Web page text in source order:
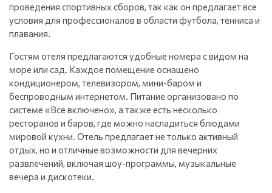
проведения спортивных сборов, так как он предлагает все
условия для профессионалов в области футбола, тенниса и
плавания.
Гостям отеля предлагаются удобные номера с видом на
море или сад. Каждое помещение оснащено
кондиционером, телевизором, мини-баром и
беспроводным интернетом. Питание организовано по
системе «Все включено», а также есть несколько
ресторанов и баров, где можно насладиться блюдами
мировой кухни. Отель предлагает не только активный
отдых, но и отличные возможности для вечерних
развлечений, включая шоу-программы, музыкальные
вечера и дискотеки.